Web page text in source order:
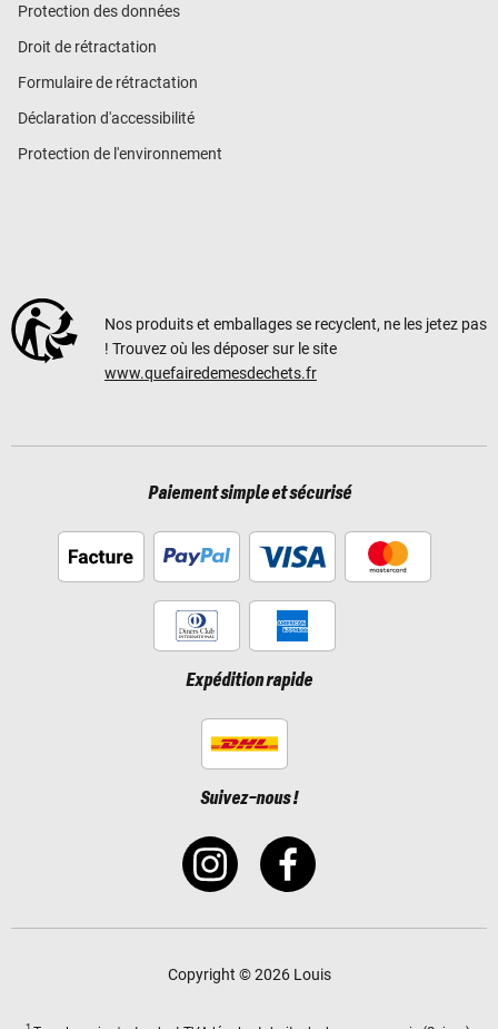
Protection des données
Droit de rétractation
Formulaire de rétractation
Déclaration d'accessibilité
Protection de l'environnement
Nos produits et emballages se recyclent, ne les jetez pas
! Trouvez où les déposer sur le site
www.quefairedemesdechets.fr
Paiement simple et sécurisé
Expédition rapide
Suivez-nous !
Copyright © 2026 Louis